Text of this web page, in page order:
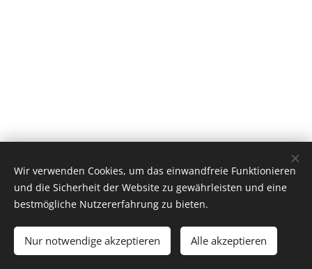
© 2024 Alle Rechte vorbehalten
Unterstützt von
Webnode Cookies
Wir verwenden Cookies, um das einwandfreie Funktionieren
und die Sicherheit der Website zu gewährleisten und eine
bestmögliche Nutzererfahrung zu bieten.
Nur notwendige akzeptieren Alle akzeptieren